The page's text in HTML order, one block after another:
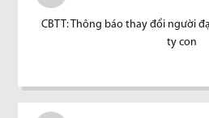
CBTT: Thông báo thay đổi người
ty con